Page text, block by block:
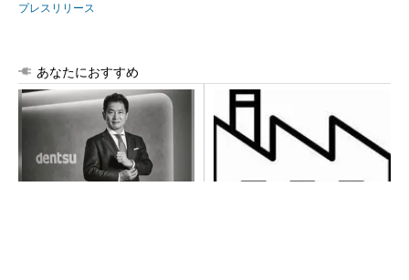
プレスリリース
あなたにおすすめ